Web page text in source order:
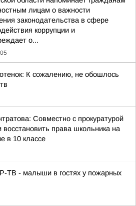
лицам о важности
законодательства в сфере
коррупции и
о...
К сожалению, не обошлось
Совместно с прокуратурой
восстановить права школьника на
в 10 классе
ТВ - малыши в гостях у пожарных